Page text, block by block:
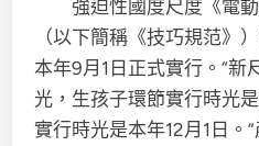
強迫性國度尺度《電
（以下簡稱《技巧規范》
本年9月1日正式實行。“新
光，生孩子環節實行時光
實行時光是本年12月1日。